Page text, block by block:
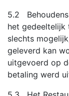
5.2
het gedeeltelijk
slechts
geleverd kan
uitgevoerd op
betaling werd